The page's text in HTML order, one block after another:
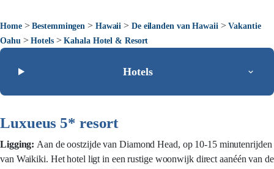
Home>Bestemmingen > Hawaii > De eilanden van Hawaii >Vakantie
Oahu >Hotels>Kahala Hotel & Resort
Hotels
Luxueus 5* resort
Ligging: Aan de oostzijde van Diamond Head, op 10-15 minutenrijden
van Waikiki. Het hotel ligt in een rustige woonwijk direct aanéén van de